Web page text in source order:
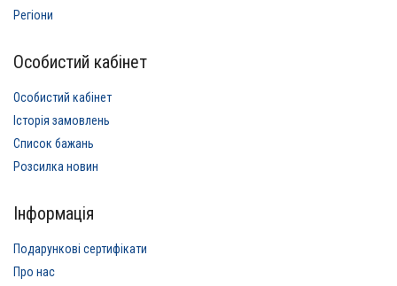
Регіони
Особистий кабінет
Особистий кабінет
Історія замовлень
Список бажань
Розсилка новин
Інформація
Подарункові сертифікати
Про нас